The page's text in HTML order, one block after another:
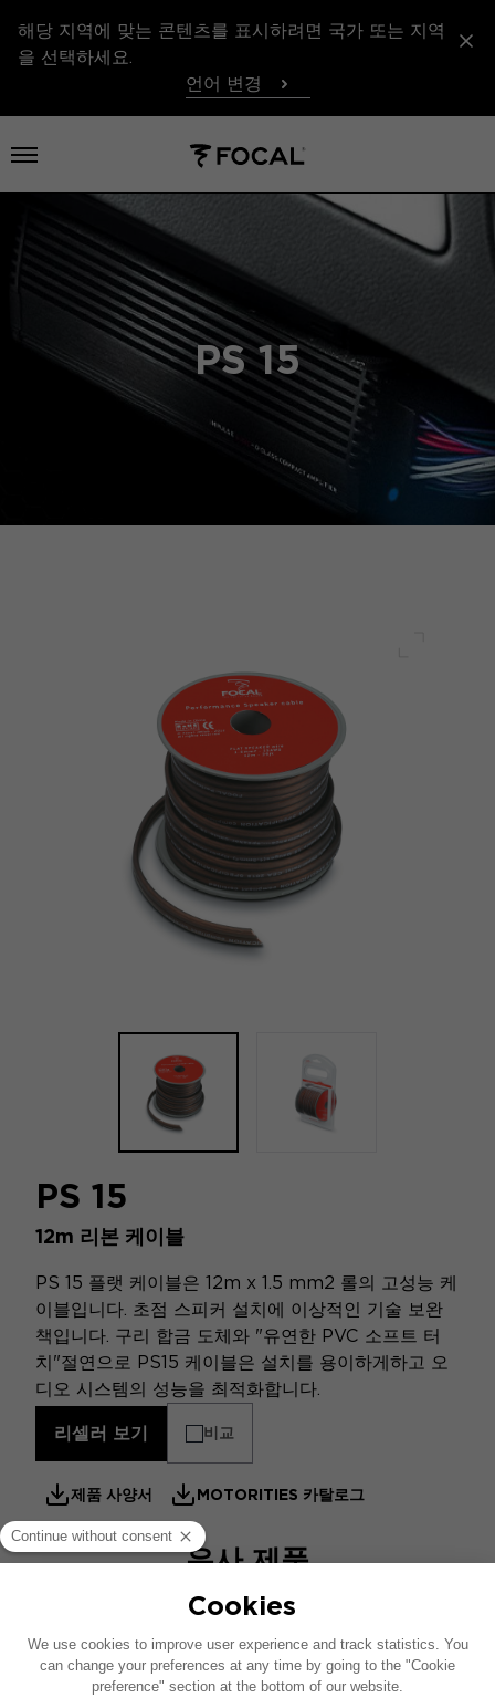
해당 지역에 맞는 콘텐츠를 표시하려면 국가 또는 지역
을 선택하세요.
언어 변경
메뉴 열기
PS 15
PS 15
12m 리본 케이블
PS 15 플랫 케이블은 12m x 1.5 mm2 롤의 고성능 케
이블입니다. 초점 스피커 설치에 이상적인 기술 보완
책입니다. 구리 합금 도체와 "유연한 PVC 소프트 터
치"절연으로 PS15 케이블은 설치를 용이하게하고 오
디오 시스템의 성능을 최적화합니다.
리셀러 보기 비교
제품 사양서 MOTORITIES 카탈로그
유사 제품